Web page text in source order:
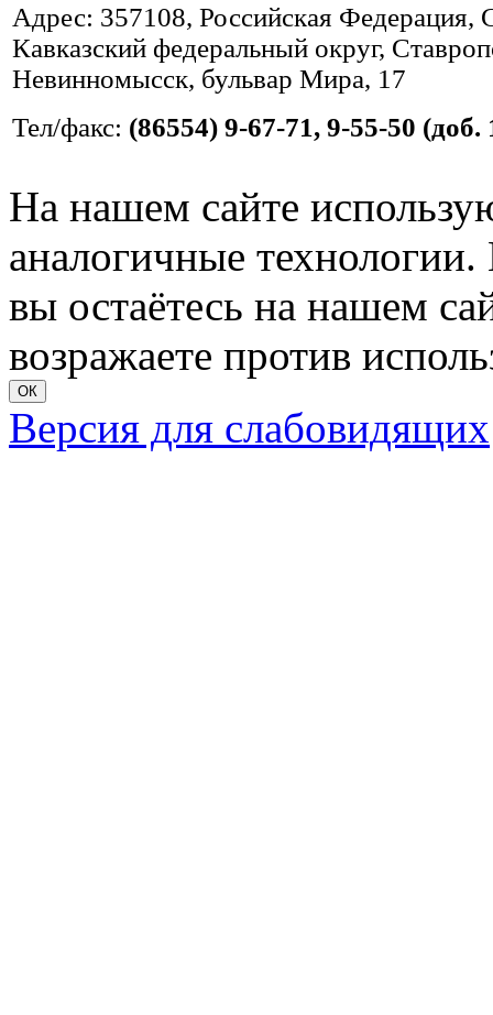
Адрес: 357108, Российская Федерация,
Кавказский федеральный округ,
Невинномысск, бульвар Мира, 17
Тел/факс: (86554) 9-67-71, 9-55-50 (доб.
На нашем сайте
аналогичные
вы остаётесь на нашем
возражаете против
ОК
Версия для слабовидящих